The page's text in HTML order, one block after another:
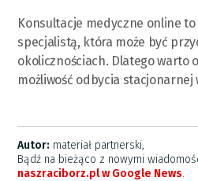
Konsultacje medyczne online
specjalistą, która może być
okolicznościach. Dlatego warto
możliwość odbycia
Autor: materiał partnerski,
Bądź na bieżąco z nowymi
naszraciborz.pl w Google News.